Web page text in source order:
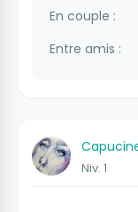
En couple :
Entre amis :
Niv. 1